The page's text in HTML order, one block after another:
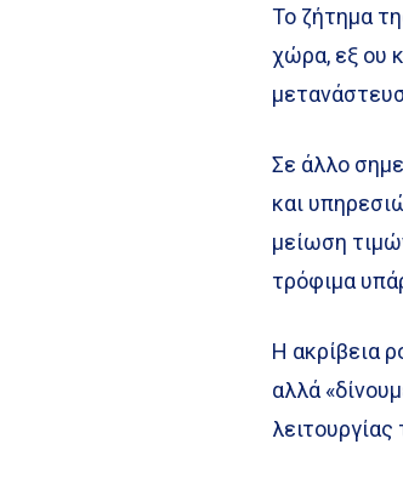
Το ζήτημα
χώρα, εξ ου
Σε άλλο
και
μείωση
τρόφιμα
Η ακρίβεια
αλλά